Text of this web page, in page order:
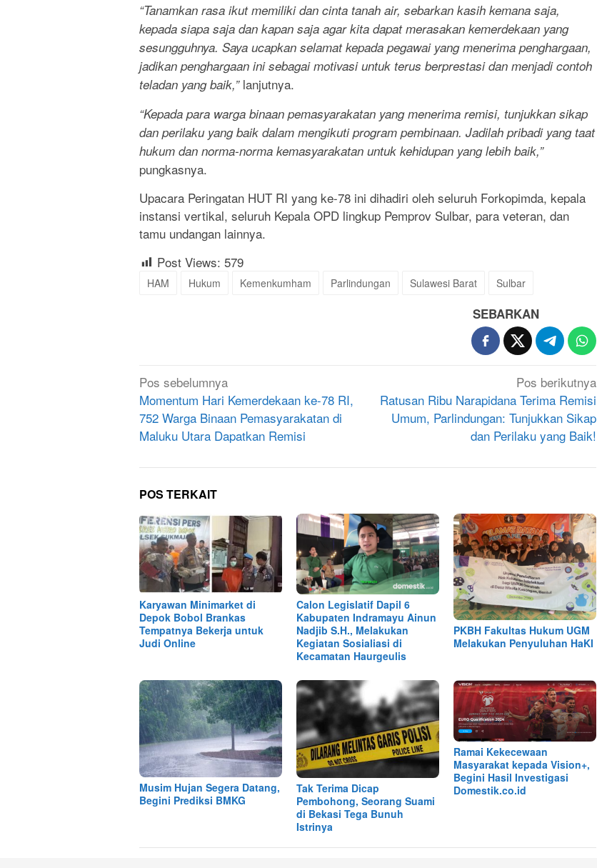
“Tanamkan rasa ikut memiliki dan cinta tanah air, sebarkan kasih kemana saja,
kepada siapa saja dan kapan saja agar kita dapat merasakan kemerdekaan yang
sesungguhnya. Saya ucapkan selamat kepada pegawai yang menerima penghargaan,
jadikan penghargaan ini sebagai motivasi untuk terus berprestasi dan menjadi contoh
teladan yang baik,”lanjutnya.
“Kepada para warga binaan pemasyarakatan yang menerima remisi, tunjukkan sikap
dan perilaku yang baik dalam mengikuti program pembinaan. Jadilah pribadi yang taat
hukum dan norma-norma kemasyarakatan untuk kehidupan yang lebih baik,”
pungkasnya.
Upacara Peringatan HUT RI yang ke-78 ini dihadiri oleh seluruh Forkopimda, kepala
instansi vertikal, seluruh Kepala OPD lingkup Pemprov Sulbar, para veteran, dan
tamu undangan lainnya.
Post Views: 579
HAM Hukum Kemenkumham Parlindungan Sulawesi Barat Sulbar
SEBARKAN
Navigasi
pos
Pos sebelumnya
Momentum Hari Kemerdekaan ke-78 RI,
752 Warga Binaan Pemasyarakatan di
Maluku Utara Dapatkan Remisi
Pos berikutnya
Ratusan Ribu Narapidana Terima Remisi
Umum, Parlindungan: Tunjukkan Sikap
dan Perilaku yang Baik!
POS TERKAIT
Karyawan Minimarket di
Depok Bobol Brankas
Tempatnya Bekerja untuk
Judi Online
Calon Legislatif Dapil 6
Kabupaten Indramayu Ainun
Nadjib S.H., Melakukan
Kegiatan Sosialiasi di
Kecamatan Haurgeulis
PKBH Fakultas Hukum UGM
Melakukan Penyuluhan HaKI
Musim Hujan Segera Datang,
Begini Prediksi BMKG
Tak Terima Dicap
Pembohong, Seorang Suami
di Bekasi Tega Bunuh
Istrinya
Ramai Kekecewaan
Masyarakat kepada Vision+,
Begini Hasil Investigasi
Domestik.co.id